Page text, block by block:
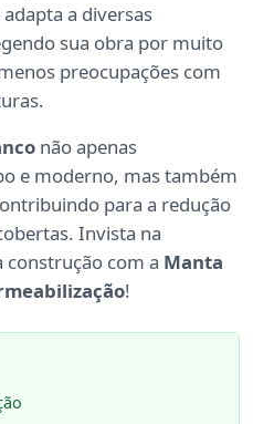
a diversas
sua obra por muito
preocupações com
não apenas
e moderno, mas também
para a redução
Invista na
construção com a Manta
!